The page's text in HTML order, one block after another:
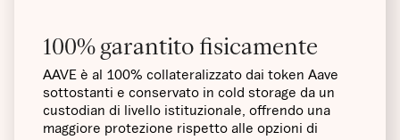
100% garantito fisicamente
AAVE è al 100% collateralizzato dai token Aave
sottostanti e conservato in cold storage da un
custodian di livello istituzionale, offrendo una
maggiore protezione rispetto alle opzioni di